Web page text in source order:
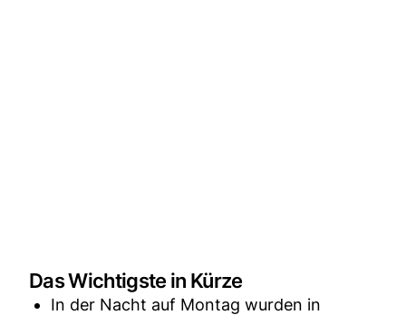
Das Wichtigste in Kürze
In der Nacht auf Montag wurden in